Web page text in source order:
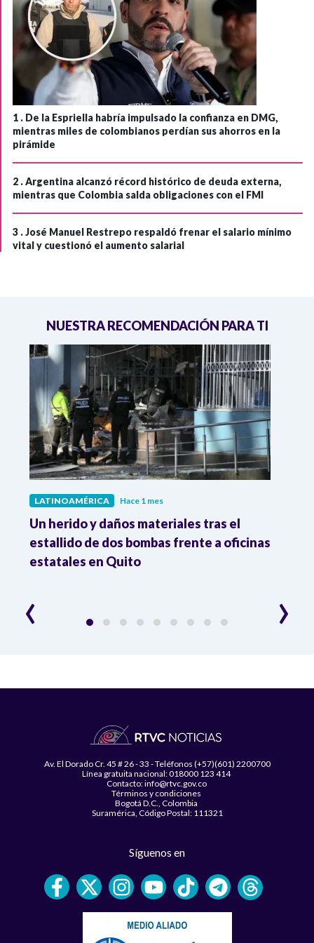
1 . De la Espriella habría impulsado la confianza en DMG,
mientras miles de colombianos perdían sus ahorros en la
pirámide
2 .Argentina alcanzó récord histórico de deuda externa,
mientras que Colombia salda obligaciones con el FMI
3 .José Manuel Restrepo respaldó frenar el salario mínimo
vital y cuestionó el aumento salarial
NUESTRA RECOMENDACIÓN PARA TI
LATINOAMÉRICA Hace 1 mes
Un herido y daños materiales tras el
estallido de dos bombas frente a oficinas
estatales en Quito
‹ ›
Av. El Dorado Cr. 45 # 26 - 33 - Teléfonos (+57)(601) 2200700
Línea gratuita nacional: 018000 123 414
Contacto: info@rtvc.gov.co
Términos y condiciones
Bogotá D.C., Colombia
Suramérica, Código Postal: 111321
Síguenos en